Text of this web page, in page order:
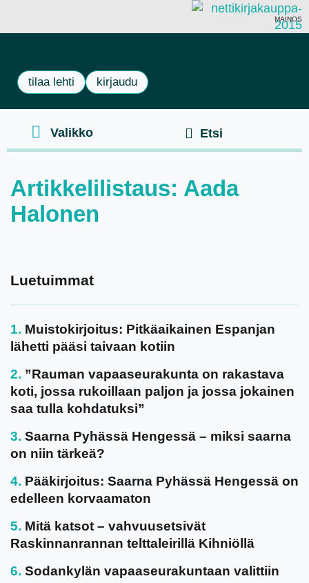
MAINOS
tilaa lehti kirjaudu
Artikkelilistaus: Aada
Halonen
Luetuimmat
Muistokirjoitus: Pitkäaikainen Espanjan
lähetti pääsi taivaan kotiin
”Rauman vapaaseurakunta on rakastava
koti, jossa rukoillaan paljon ja jossa jokainen
saa tulla kohdatuksi”
Saarna Pyhässä Hengessä – miksi saarna
on niin tärkeä?
Pääkirjoitus: Saarna Pyhässä Hengessä on
edelleen korvaamaton
Mitä katsot – vahvuusetsivät
Raskinnanrannan telttaleirillä Kihniöllä
Sodankylän vapaaseurakuntaan valittiin